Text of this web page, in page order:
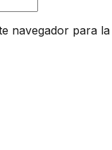
navegador para la